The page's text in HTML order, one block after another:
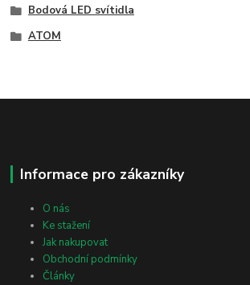
Bodová LED svítidla
ATOM
Informace pro zákazníky
O nás
Ke stažení
Jak nakupovat
Obchodní podmínky
Články